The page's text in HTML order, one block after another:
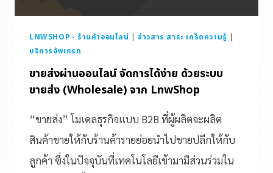
LNWSHOP - ร้านค้าออนไลน์ |ข่าวสาร สาระ เกร็ดความรู้ |
บริการอัพเกรด
ขายส่งผ่านออนไลน์ จัดการได้ง่าย ด้วยระบบ
ขายส่ง (Wholesale) จาก LnwShop
“ขายส่ง” โมเดลธุรกิจแบบ B2B ที่ผู้ผลิตจะผลิต
สินค้าขายให้กับร้านค้ารายย่อยนำไปขายปลีกให้กับ
ลูกค้า ซึ่งในปัจจุบันที่เทคโนโลยีเข้ามามีส่วนร่วมใน